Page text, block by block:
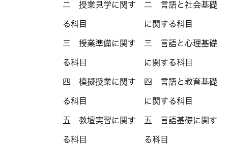
二 授業見学に関す
る科目
三 授業準備に関す
る科目
四 模擬授業に関す
る科目
五 教壇実習に関す
る科目
二 言語と社会基礎
に関する科目
三 言語と心理基礎
に関する科目
四 言語と教育基礎
に関する科目
五 言語基礎に関す
る科目